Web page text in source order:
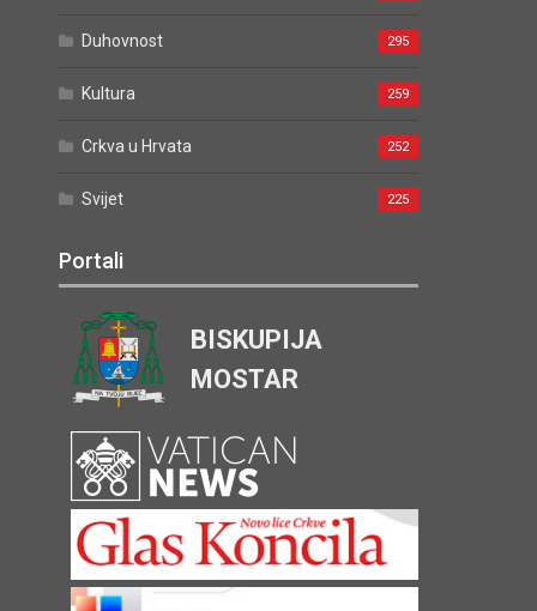
Duhovnost 295
Kultura 259
Crkva u Hrvata 252
Svijet 225
Portali
BISKUPIJA
MOSTAR